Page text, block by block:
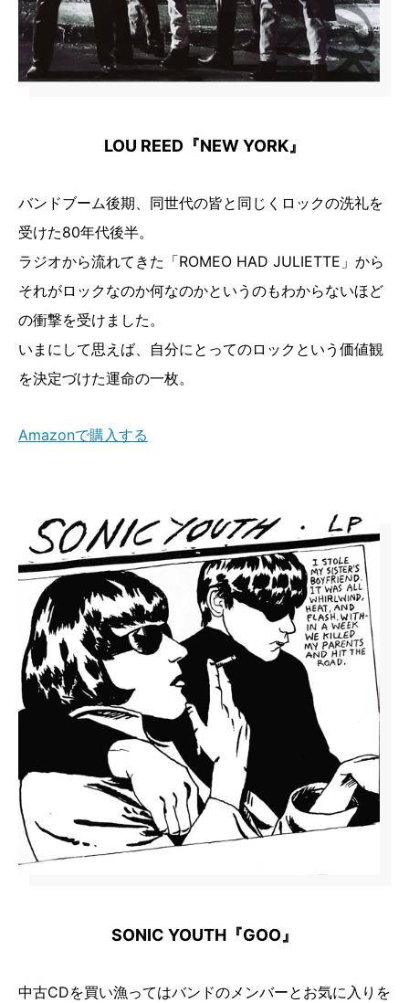
LOU REED『NEW YORK』
バンドブーム後期、同世代の皆と同じくロックの洗礼を
受けた80年代後半。
ラジオから流れてきた「ROMEO HAD JULIETTE」から
それがロックなのか何なのかというのもわからないほど
の衝撃を受けました。
いまにして思えば、自分にとってのロックという価値観
を決定づけた運命の一枚。
Amazonで購入する
SONIC YOUTH『GOO』
中古CDを買い漁ってはバンドのメンバーとお気に入りを